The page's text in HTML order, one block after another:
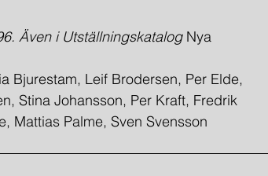
Även i Utställningskatalog Nya
Bjurestam, Leif Brodersen, Per Elde,
Stina Johansson, Per Kraft, Fredrik
Mattias Palme, Sven Svensson